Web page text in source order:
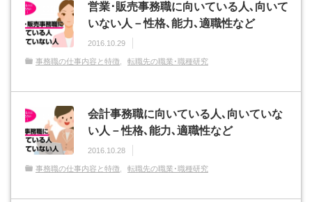
営業･販売事務職に向いている人､向いて
いない人－性格､能力､適職性など
2016.10.29
事務職の仕事内容と特徴 転職先の職業･職種研究
会計事務職に向いている人､向いていな
い人－性格､能力､適職性など
2016.10.28
事務職の仕事内容と特徴 転職先の職業･職種研究